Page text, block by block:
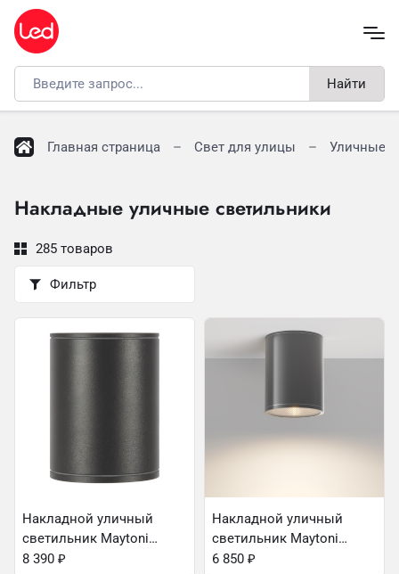
Найти
Главная страница Свет для улицы Уличные
Накладные уличные светильники
285 товаров
Фильтр
Накладной уличный
светильник Maytoni
O306CL-L12GF
8 390 ₽
Накладной уличный
светильник Maytoni
O306CL-L7GF
6 850 ₽